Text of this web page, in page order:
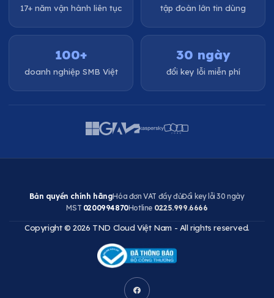
17+ năm vận hành liên tục tập đoàn lớn tin dùng
100+
doanh nghiệp SMB Việt
30 ngày
đổi key lỗi miễn phí
Bản quyền chính hãngHóa đơn VAT đầy đủĐổi key lỗi 30 ngày
MST 0200994870Hotline 0225.999.6666
Copyright © 2026 TND Cloud Việt Nam - All rights reserved.